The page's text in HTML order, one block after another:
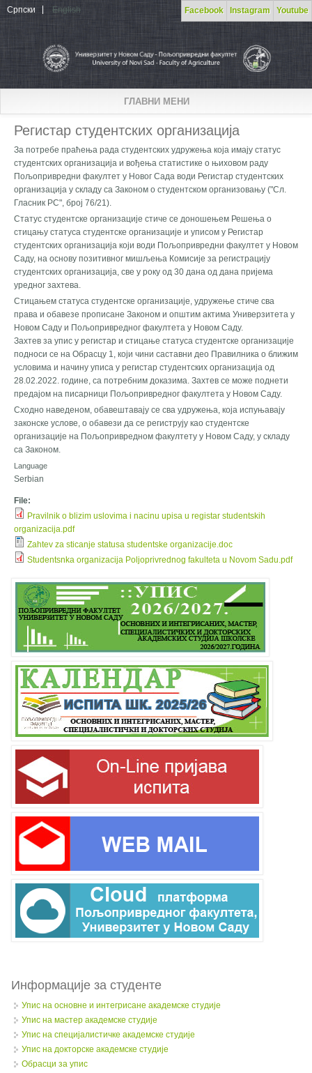
Skip to main content Facebook Instagram Youtube
Српски English
ГЛАВНИ МЕНИ
Регистар студентских организација
За потребе праћења рада студентских удружења која имају статус
студентских организација и вођења статистике о њиховом раду
Пољопривредни факултет у Новог Сада води Регистар студентских
организација у складу са Законом о студентском организовању ("Сл.
Гласник РС", број 76/21).
Статус студентске организације стиче се доношењем Решења о
стицању статуса студентске организације и уписом у Регистар
студентских организација који води Пољопривредни факултет у Новом
Саду, на основу позитивног мишљења Комисије за регистрацију
студентских организација, све у року од 30 дана од дана пријема
уредног захтева.
Стицањем статуса студентске организације, удружење стиче сва
права и обавезе прописане Законом и општим актима Универзитета у
Новом Саду и Пољопривредног факултета у Новом Саду.
Захтев за упис у регистар и стицање статуса студентске организације
подноси се на Обрасцу 1, који чини саставни део Правилника о ближим
условима и начину уписа у регистар студентских организација од
28.02.2022. године, са потребним доказима. Захтев се може поднети
предајом на писарници Пољопривредног факултета у Новом Саду.
Сходно наведеном, обавештавају се сва удружења, која испуњавају
законске услове, о обавези да се региструју као студентске
организације на Пољопривредном факултету у Новом Саду, у складу
са Законом.
Language
Serbian
File:
Pravilnik o blizim uslovima i nacinu upisa u registar studentskih
organizacija.pdf
Zahtev za sticanje statusa studentske organizacije.doc
Studentsnka organizacija Poljoprivrednog fakulteta u Novom Sadu.pdf
Информације за студенте
Упис на основне и интегрисане академске студије
Упис на мастер академске студије
Упис на специјалистичке академске студије
Упис на докторске академске студије
Обрасци за упис